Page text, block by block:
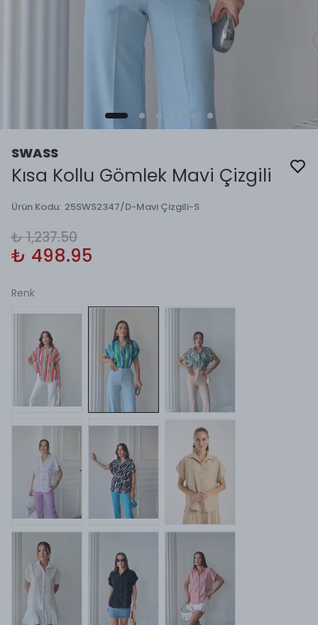
SWASS
Kısa Kollu Gömlek Mavi Çizgili
Ürün Kodu: 25SWS2347/D-Mavi Çizgili-S
₺ 1,237.50
₺ 498.95
Renk